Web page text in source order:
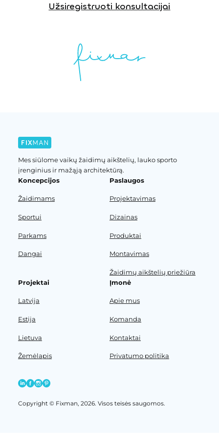
Užsiregistruoti konsultacijai
Mes siūlome vaikų žaidimų aikštelių, lauko sporto
įrenginius ir mažąją architektūrą.
Koncepcijos
Žaidimams
Sportui
Parkams
Dangai
Paslaugos
Projektavimas
Dizainas
Produktai
Montavimas
Žaidimų aikštelių priežiūra
Projektai
Latvija
Estija
Lietuva
Žemėlapis
Įmonė
Apie mus
Komanda
Kontaktai
Privatumo politika
Copyright © Fixman, 2026. Visos teisės saugomos.